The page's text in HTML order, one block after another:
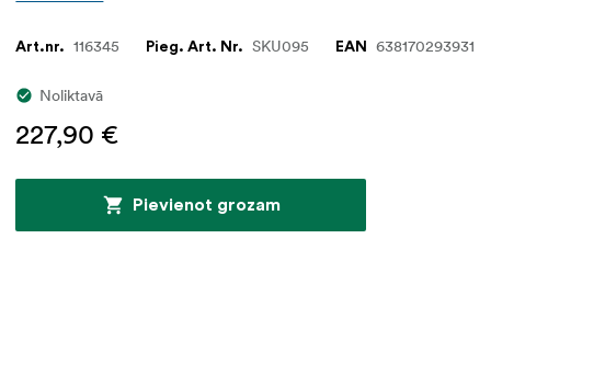
Art.nr. 116345 Pieg. Art. Nr. SKU095 EAN 638170293931
Noliktavā
227,90 €
Pievienot grozam